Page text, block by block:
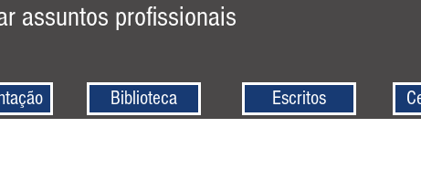
assuntos profissionais
Biblioteca Escritos